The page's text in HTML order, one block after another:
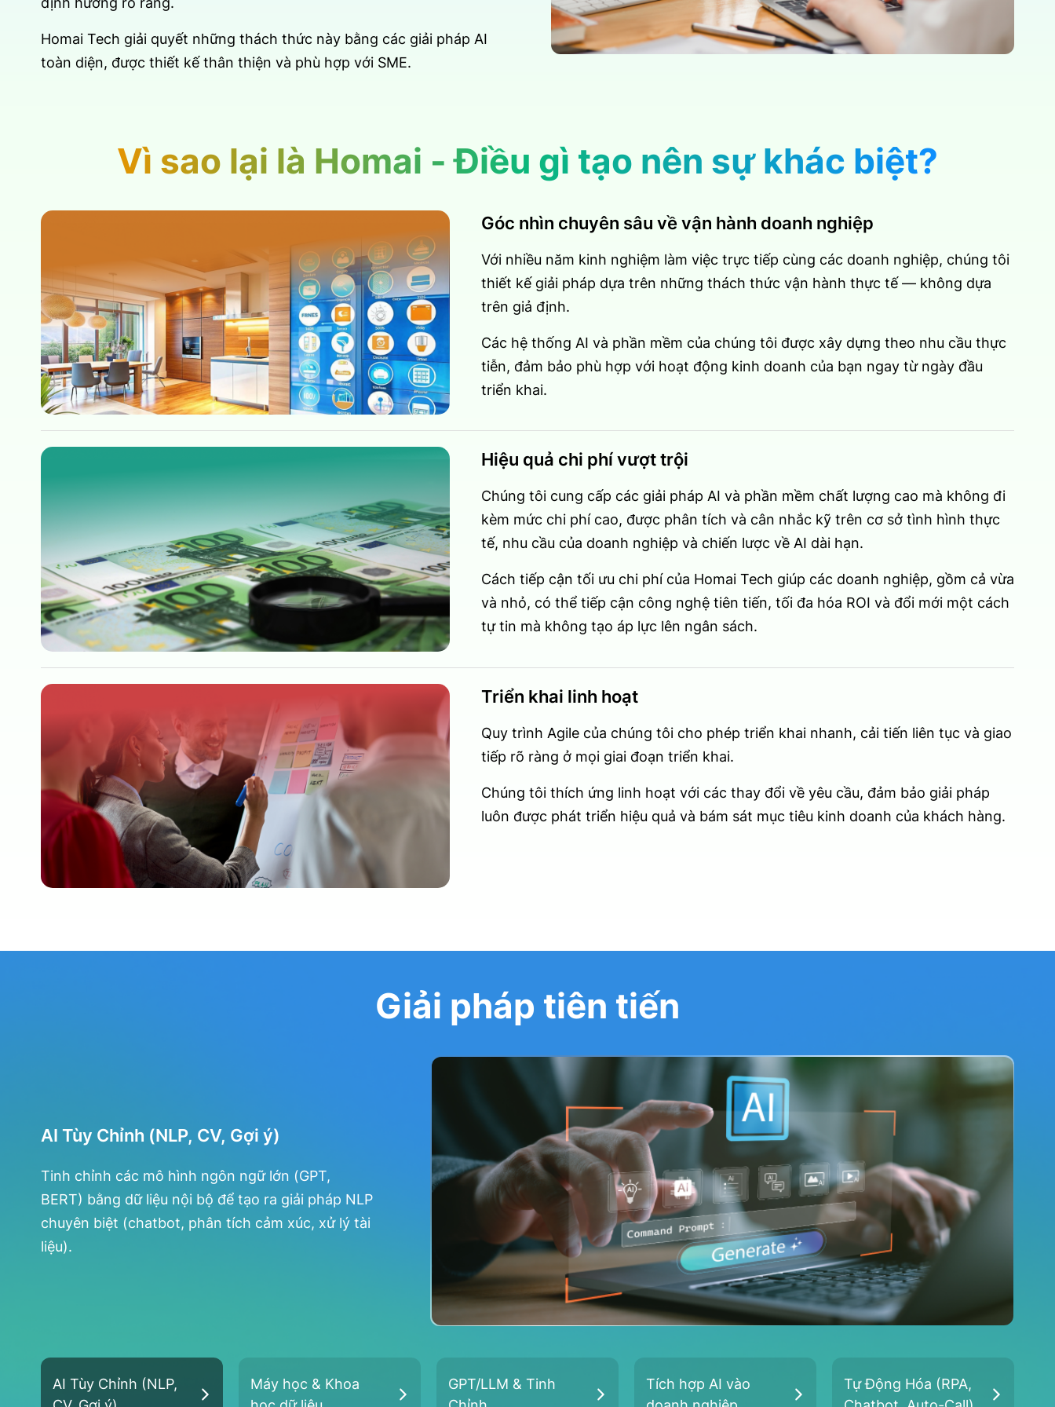
Homai Tech giải quyết những thách thức này bằng các giải pháp AI
toàn diện, được thiết kế thân thiện và phù hợp với SME.
Vì sao lại là Homai - Điều gì tạo nên sự khác biệt?
Góc nhìn chuyên sâu về vận hành doanh nghiệp
Với nhiều năm kinh nghiệm làm việc trực tiếp cùng các doanh nghiệp, chúng tôi
thiết kế giải pháp dựa trên những thách thức vận hành thực tế — không dựa
trên giả định.
Các hệ thống AI và phần mềm của chúng tôi được xây dựng theo nhu cầu thực
tiễn, đảm bảo phù hợp với hoạt động kinh doanh của bạn ngay từ ngày đầu
triển khai.
Hiệu quả chi phí vượt trội
Chúng tôi cung cấp các giải pháp AI và phần mềm chất lượng cao mà không đi
kèm mức chi phí cao, được phân tích và cân nhắc kỹ trên cơ sở tình hình thực
tế, nhu cầu của doanh nghiệp và chiến lược về AI dài hạn.
Cách tiếp cận tối ưu chi phí của Homai Tech giúp các doanh nghiệp, gồm cả vừa
và nhỏ, có thể tiếp cận công nghệ tiên tiến, tối đa hóa ROI và đổi mới một cách
tự tin mà không tạo áp lực lên ngân sách.
Triển khai linh hoạt
Quy trình Agile của chúng tôi cho phép triển khai nhanh, cải tiến liên tục và giao
tiếp rõ ràng ở mọi giai đoạn triển khai.
Chúng tôi thích ứng linh hoạt với các thay đổi về yêu cầu, đảm bảo giải pháp
luôn được phát triển hiệu quả và bám sát mục tiêu kinh doanh của khách hàng.
Giải pháp tiên tiến
AI Tùy Chỉnh (NLP,
Máy học & Khoa
GPT/LLM & Tinh
Tích hợp AI vào
Tự Động Hóa (RPA,
AI Tùy Chỉnh (NLP, CV, Gợi ý)
Tinh chỉnh các mô hình ngôn ngữ lớn (GPT,
BERT) bằng dữ liệu nội bộ để tạo ra giải pháp NLP
chuyên biệt (chatbot, phân tích cảm xúc, xử lý tài
liệu).